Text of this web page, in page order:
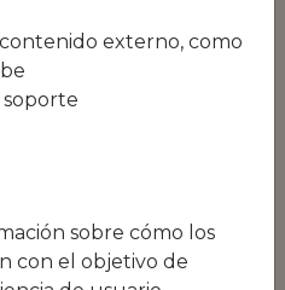
externo, como
soporte
sobre cómo los
con el objetivo de